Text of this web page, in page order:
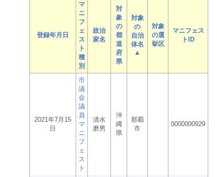
登録年月日
マ
ニ
フ
ェ
ス
ト
種
別
政治
家名
対
象
の
都
道
府
県
対象
の
自治
体名
▲
対象
の選
挙区
マニフェス
トID
2021年7月15
日
市
議
会
議
員
マ
ニ
フ
ェ
ス
ト
清水
磨男
沖
縄
県
那覇
市
0000000929